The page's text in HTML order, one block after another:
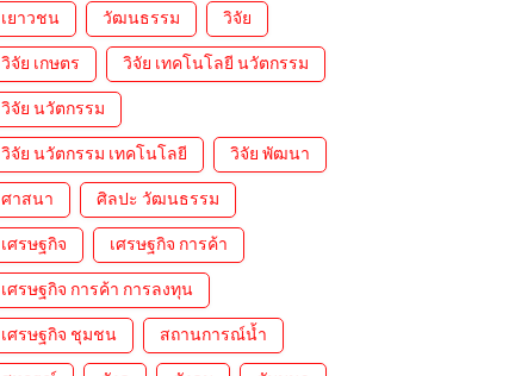
เยาวชน วัฒนธรรม วิจัย
วิจัย เกษตร วิจัย เทคโนโลยี นวัตกรรม
วิจัย นวัตกรรม
วิจัย นวัตกรรม เทคโนโลยี วิจัย พัฒนา
ศาสนา ศิลปะ วัฒนธรรม
เศรษฐกิจ เศรษฐกิจ การค้า
เศรษฐกิจ การค้า การลงทุน
เศรษฐกิจ ชุมชน สถานการณ์น้ำ